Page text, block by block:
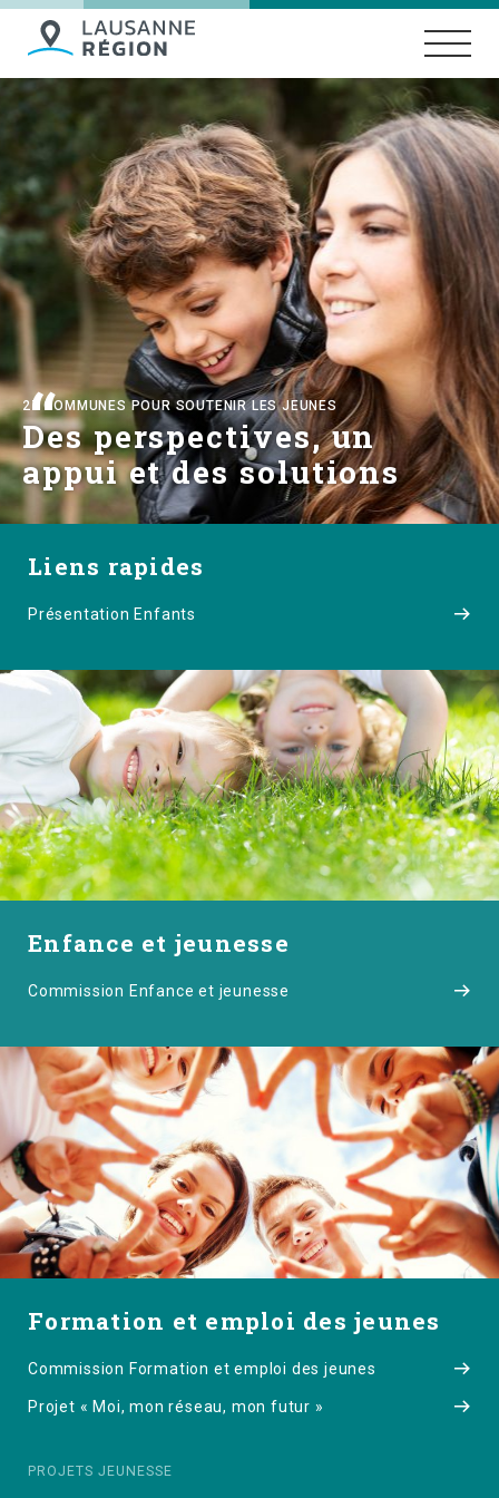
27 COMMUNES POUR SOUTENIR LES JEUNES
Des perspectives, un
appui et des solutions
Liens rapides
Présentation Enfants
Enfance et jeunesse
Commission Enfance et jeunesse
Formation et emploi des jeunes
Commission Formation et emploi des jeunes
Projet « Moi, mon réseau, mon futur »
PROJETS JEUNESSE